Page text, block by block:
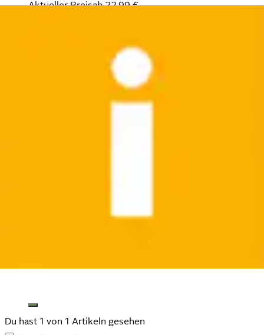
Aktueller Preisab22,99 €
Du hast 1 von 1 Artikeln gesehen